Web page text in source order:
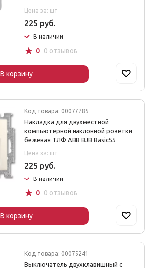
Цена за: шт
225 руб.
В наличии
☆ 0 0 отзывов
В корзину
Код товара: 00077785
Накладка для двухместной
компьютерной наклонной розетки
бежевая ТЛФ ABB BJB Basic55
Цена за: шт
225 руб.
В наличии
☆ 0 0 отзывов
В корзину
Код товара: 00075241
Выключатель двухклавишный с